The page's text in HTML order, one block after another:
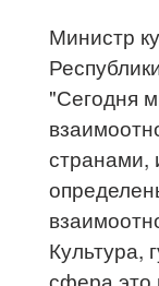
Министр
"Сегодня
странами,
Культура,
сфера это